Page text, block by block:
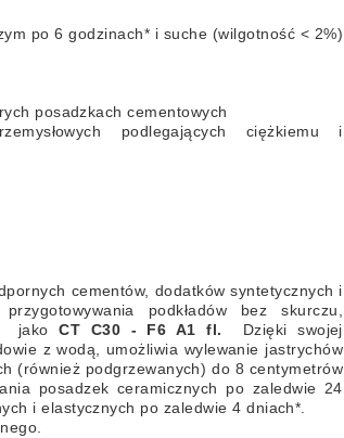
po 6 godzinach* i suche (wilgotność < 2%)
posadzkach cementowych
podlegających ciężkiemu i
cementów, dodatków syntetycznych i
podkładów bez skurczu,
jako CT C30 - F6 A1 fl.
Dzięki swojej
z wodą, umożliwia wylewanie jastrychów
(również podgrzewanych) do 8 centymetrów
posadzek ceramicznych po zaledwie 24
i elastycznych po zaledwie 4 dniach*.